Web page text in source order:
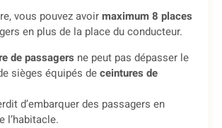
vous pouvez avoirmaximum 8 places
en plus de la place du conducteur.
de passagers ne peut pas dépasser le
sièges équipés deceintures de
d’embarquer des passagers en
l’habitacle.